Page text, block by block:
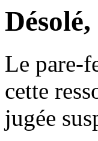
Le pare-
cette
jugée